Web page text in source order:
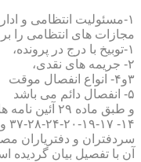
مجازات های انتظامی را برمی
۱-توبیخ با درج در پرونده،
۲- جریمه های نقدی،
۳و۴- انواع انفصال موقت
۵- انفصال دائم می باشد
آن با تفصیل بیان گردیده